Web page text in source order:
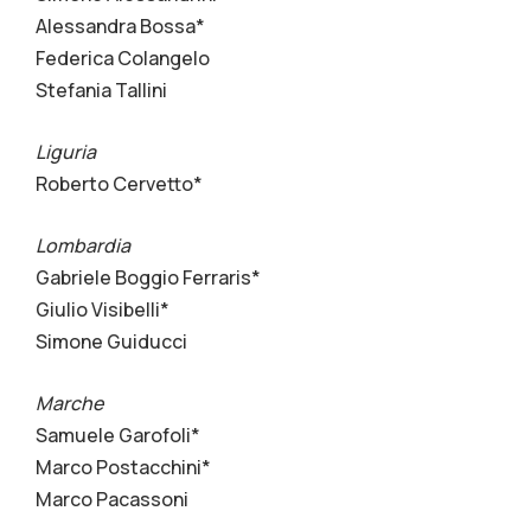
Alessandra Bossa*
Federica Colangelo
Stefania Tallini
Liguria
Roberto Cervetto*
Lombardia
Gabriele Boggio Ferraris*
Giulio Visibelli*
Simone Guiducci
Marche
Samuele Garofoli*
Marco Postacchini*
Marco Pacassoni